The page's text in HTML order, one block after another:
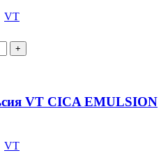
VT
VT CICA EMULSION
VT